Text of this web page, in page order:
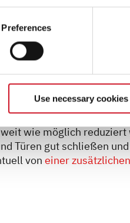
change them later (such
in our Privacy Policy.
Preferences
Use necessary
. Daher ist es ratsam
den Wärmeverlust zu
wie möglich reduziert
Türen gut schließen
von einer